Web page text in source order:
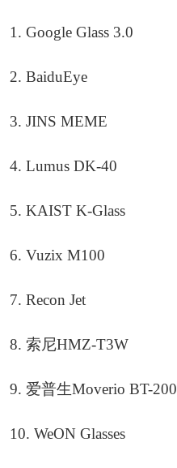
1. Google Glass 3.0
2. BaiduEye
3. JINS MEME
4. Lumus DK-40
5. KAIST K-Glass
6. Vuzix M100
7. Recon Jet
8. 索尼HMZ-T3W
9. 爱普生Moverio BT-200
10. WeON Glasses